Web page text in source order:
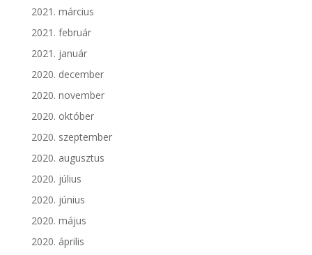
2021. március
2021. február
2021. január
2020. december
2020. november
2020. október
2020. szeptember
2020. augusztus
2020. július
2020. június
2020. május
2020. április